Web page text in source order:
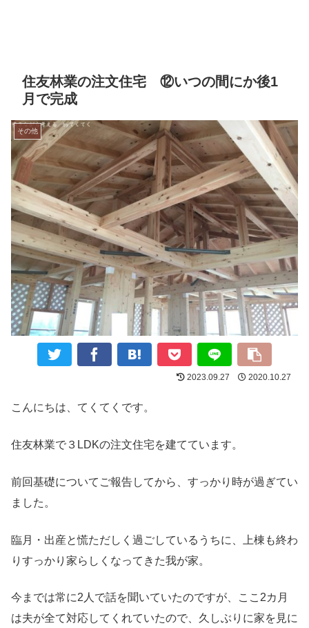
住友林業の注文住宅 ⑫いつの間にか後1
月で完成
その他
2023.09.27 2020.10.27
こんにちは、てくてくです。
住友林業で３LDKの注文住宅を建てています。
前回基礎についてご報告してから、すっかり時が過ぎてい
ました。
臨月・出産と慌ただしく過ごしているうちに、上棟も終わ
りすっかり家らしくなってきた我が家。
今までは常に2人で話を聞いていたのですが、ここ2カ月
は夫が全て対応してくれていたので、久しぶりに家を見に